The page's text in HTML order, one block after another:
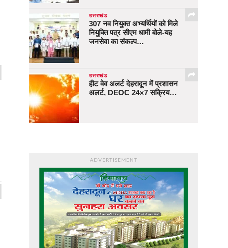
उत्तराखंड
307 नव नियुक्त अभ्यर्थियों को मिले
नियुक्ति पत्र सीएम धामी बोले-यह
जनसेवा का संकल्प…
उत्तराखंड
हीट वेव अलर्ट देहरादून में प्रशासन
अलर्ट, DEOC 24×7 सक्रिय…
ADVERTISEMENT